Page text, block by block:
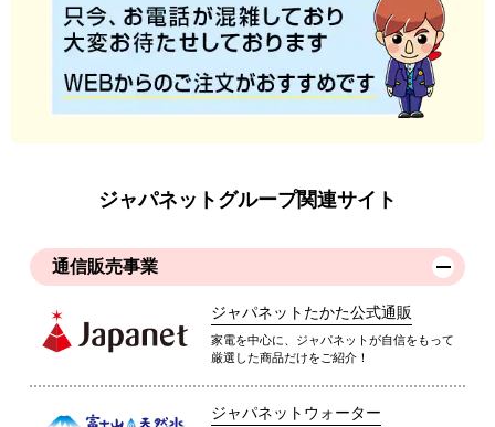
ジャパネットグループ関連サイト
通信販売事業
ジャパネットたかた公式通販
家電を中心に、ジャパネットが自信をもって
厳選した商品だけをご紹介！
ジャパネットウォーター